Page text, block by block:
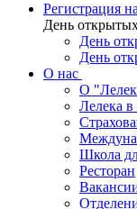
Регистрация
День
День
День
О нас
О
Лелека
Школа
Ресторан